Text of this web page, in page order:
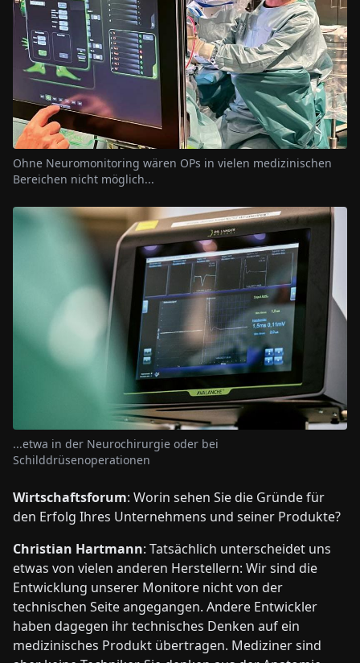
Ohne Neuromonitoring wären OPs in vielen medizinischen
Bereichen nicht möglich...
...etwa in der Neurochirurgie oder bei
Schilddrüsenoperationen
Wirtschaftsforum: Worin sehen Sie die Gründe für
den Erfolg Ihres Unternehmens und seiner Produkte?
Christian Hartmann: Tatsächlich unterscheidet uns
etwas von vielen anderen Herstellern: Wir sind die
Entwicklung unserer Monitore nicht von der
technischen Seite angegangen. Andere Entwickler
haben dagegen ihr technisches Denken auf ein
medizinisches Produkt übertragen. Mediziner sind